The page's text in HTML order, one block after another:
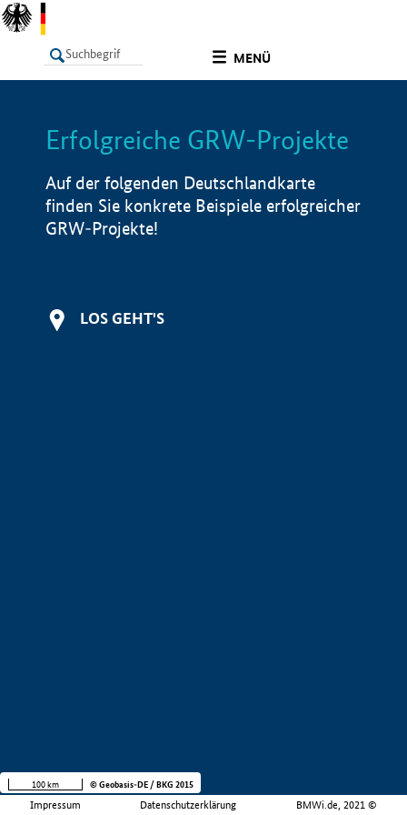
MENÜ
LISTE Info
Erfolgreiche GRW-Projekte
Auf der folgenden Deutschlandkarte
finden Sie konkrete Beispiele erfolgreicher
GRW-Projekte!
LOS GEHT'S
Impressum Datenschutzerklärung BMWi.de, 2021 ©
100 km © Geobasis-DE / BKG 2015